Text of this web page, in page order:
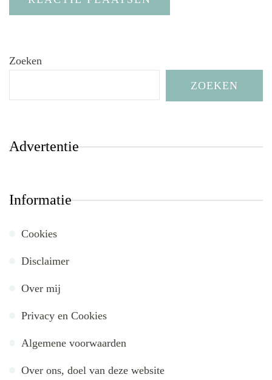
Zoeken
ZOEKEN
Advertentie
Informatie
Cookies
Disclaimer
Over mij
Privacy en Cookies
Algemene voorwaarden
Over ons, doel van deze website